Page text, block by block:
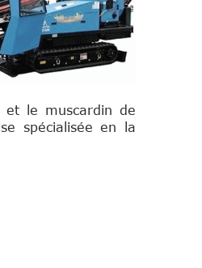
et le muscardin de
spécialisée en la